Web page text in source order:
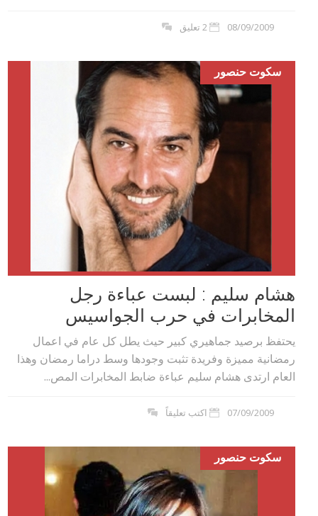
08/09/2009 2 تعليق
سكوت حنصور
هشام سليم : لبست عباءة رجل
المخابرات في حرب الجواسيس
يحتفظ برصيد جماهيري كبير حيث يطل كل عام في اعمال
رمضانية مميزة وفريدة تثبت وجودها وسط دراما رمضان وهذا
العام ارتدى هشام سليم عباءة ضابط المخابرات المص...
07/09/2009 اكتب تعليقاً
سكوت حنصور